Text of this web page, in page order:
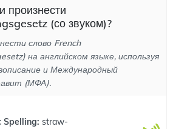
произнести
(со звуком)?
слово French
на английском языке, используя
и Международный
(МФА).
Spelling:straw-